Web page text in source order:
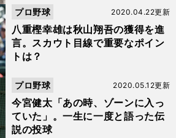
八重樫幸雄は秋山翔吾の獲得を進
言。スカウト目線で重要なポイン
トは？
2020.04.22更新
プロ野球
今宮健太「あの時、ゾーンに入っ
ていた」。一生に一度と語った伝
説の投球
2020.05.12更新
プロ野球